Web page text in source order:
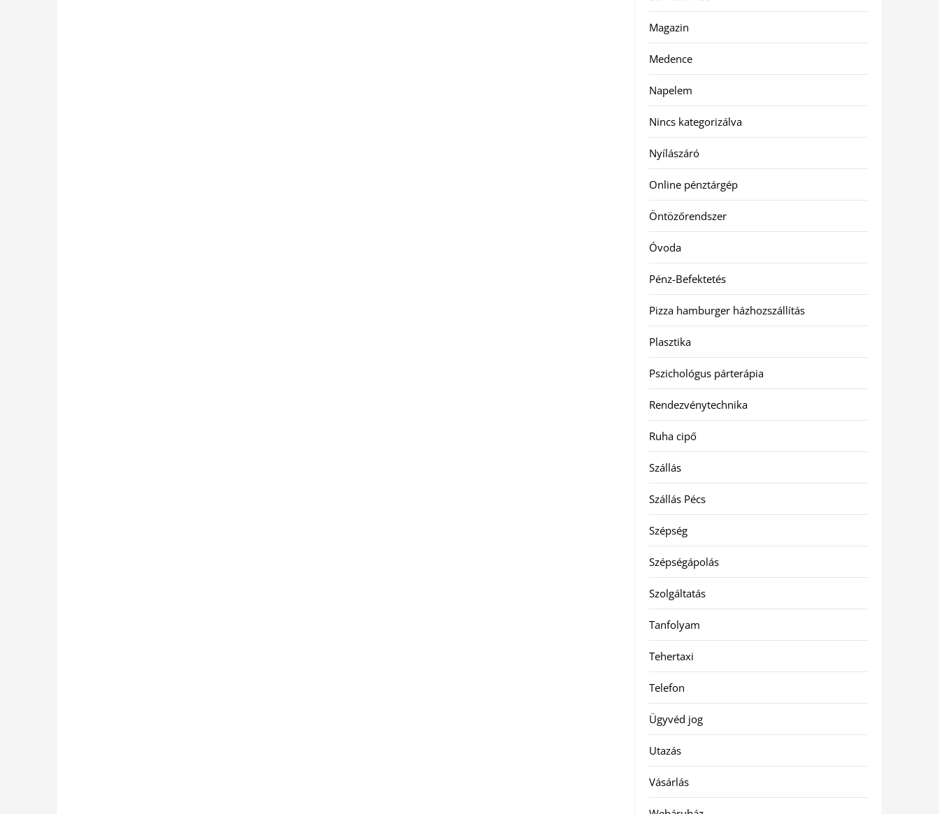
Magazin
Medence
Napelem
Nincs kategorizálva
Nyílászáró
Online pénztárgép
Öntözőrendszer
Óvoda
Pénz-Befektetés
Pizza hamburger házhozszállítás
Plasztika
Pszichológus párterápia
Rendezvénytechnika
Ruha cipő
Szállás
Szállás Pécs
Szépség
Szépségápolás
Szolgáltatás
Tanfolyam
Tehertaxi
Telefon
Ügyvéd jog
Utazás
Vásárlás